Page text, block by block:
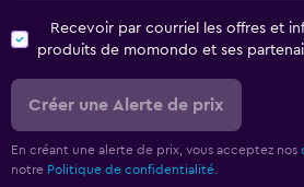
Recevoir par courriel les offres et
produits de momondo et ses
Créer une Alerte de prix
En créant une alerte de prix, vous acceptez nos
notre Politique de confidentialité.